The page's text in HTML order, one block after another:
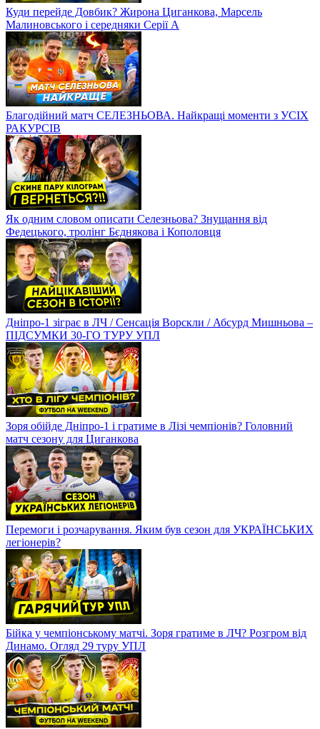
Куди перейде Довбик? Жирона Циганкова, Марсель
Малиновського і середняки Серії А
Благодійний матч СЕЛЕЗНЬОВА. Найкращі моменти з УСІХ
РАКУРСІВ
Як одним словом описати Селезньова? Знущання від
Федецького, тролінг Бєднякова і Кополовця
Дніпро-1 зіграє в ЛЧ / Сенсація Ворскли / Абсурд Мишньова –
ПІДСУМКИ 30-ГО ТУРУ УПЛ
Зоря обійде Дніпро-1 і гратиме в Лізі чемпіонів? Головний
матч сезону для Циганкова
Перемоги і розчарування. Яким був сезон для УКРАЇНСЬКИХ
легіонерів?
Бійка у чемпіонському матчі. Зоря гратиме в ЛЧ? Розгром від
Динамо. Огляд 29 туру УПЛ